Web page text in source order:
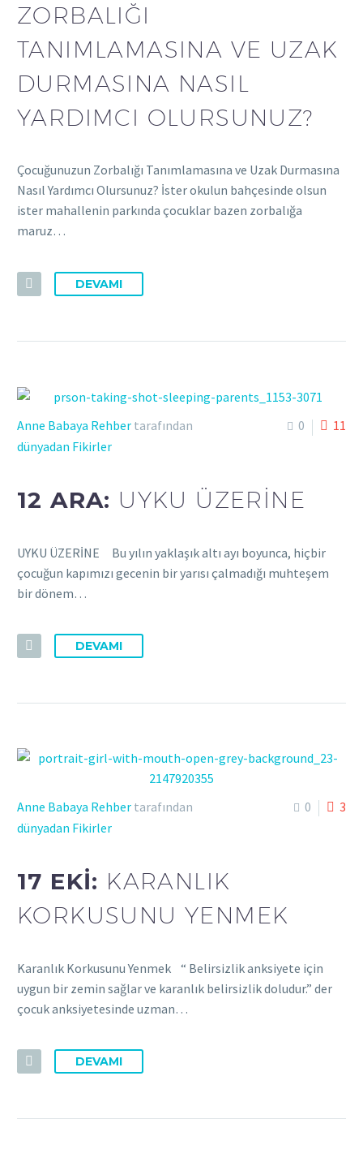
ZORBALIĞI
TANIMLAMASINA VE UZAK
DURMASINA NASIL
YARDIMCI OLURSUNUZ?
Çocuğunuzun Zorbalığı Tanımlamasına ve Uzak Durmasına
Nasıl Yardımcı Olursunuz? İster okulun bahçesinde olsun
ister mahallenin parkında çocuklar bazen zorbalığa
maruz…
DEVAMI
0 11
Anne Babaya Rehber tarafından
dünyadan Fikirler
12 ARA: UYKU ÜZERİNE
UYKU ÜZERİNE Bu yılın yaklaşık altı ayı boyunca, hiçbir
çocuğun kapımızı gecenin bir yarısı çalmadığı muhteşem
bir dönem…
DEVAMI
0 3
Anne Babaya Rehber tarafından
dünyadan Fikirler
17 EKI: KARANLIK
KORKUSUNU YENMEK
Karanlık Korkusunu Yenmek “ Belirsizlik anksiyete için
uygun bir zemin sağlar ve karanlık belirsizlik doludur.” der
çocuk anksiyetesinde uzman…
DEVAMI